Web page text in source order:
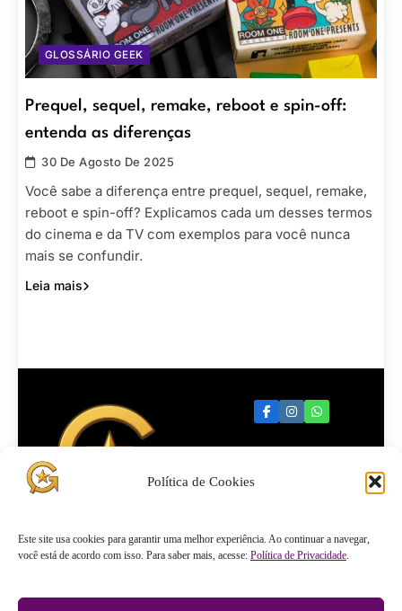
Política de Cookies
Este site usa cookies para garantir uma melhor experiência. Ao continuar a navegar,
você está de acordo com isso. Para saber mais, acesse: Política de Privacidade.
GLOSSÁRIO GEEK
Prequel, sequel, remake, reboot e spin-off:
entenda as diferenças
30 De Agosto De 2025
Você sabe a diferença entre prequel, sequel, remake,
reboot e spin-off? Explicamos cada um desses termos
do cinema e da TV com exemplos para você nunca
mais se confundir.
Leia mais
Quartel